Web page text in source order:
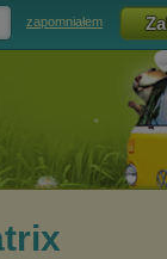
zapomniałem